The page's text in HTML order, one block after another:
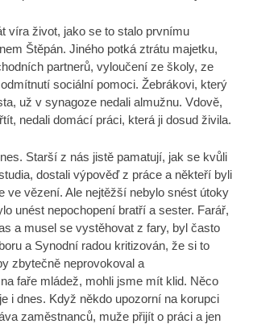
víra život, jako se to stalo prvnímu
Štěpán. Jiného potká ztrátu majetku,
partnerů, vyloučení ze školy, ze
sociální pomoci. Žebrákovi, který
už v synagoze nedali almužnu. Vdově,
nedali domácí práci, která ji dosud živila.
Starší z nás jistě pamatují, jak se kvůli
dostali výpověď z práce a někteří byli
ve vězení. Ale nejtěžší nebylo snést útoky
unést nepochopení bratří a sester. Farář,
a musel se vystěhovat z fary, byl často
a Synodní radou kritizován, že si to
zbytečně neprovokoval a
faře mládež, mohli jsme mít klid. Něco
i dnes. Když někdo upozorní na korupci
zaměstnanců, muže přijít o práci a jen